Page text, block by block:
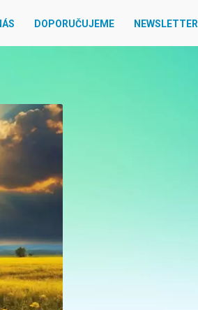
DOPORUČUJEME NEWSLETTER